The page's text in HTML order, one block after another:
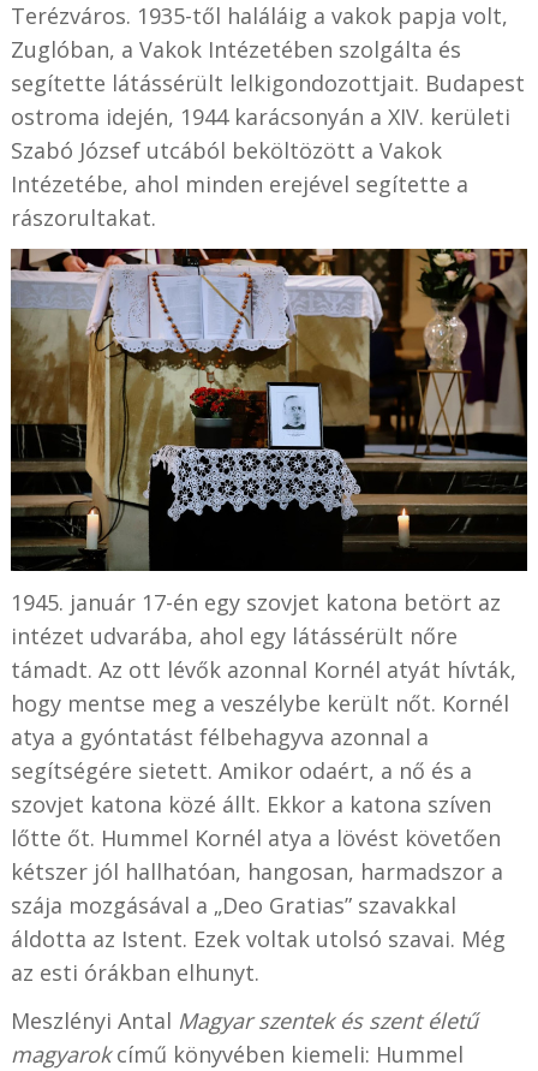
Terézváros. 1935-től haláláig a vakok papja volt,
Zuglóban, a Vakok Intézetében szolgálta és
segítette látássérült lelkigondozottjait. Budapest
ostroma idején, 1944 karácsonyán a XIV. kerületi
Szabó József utcából beköltözött a Vakok
Intézetébe, ahol minden erejével segítette a
rászorultakat.
1945. január 17-én egy szovjet katona betört az
intézet udvarába, ahol egy látássérült nőre
támadt. Az ott lévők azonnal Kornél atyát hívták,
hogy mentse meg a veszélybe került nőt. Kornél
atya a gyóntatást félbehagyva azonnal a
segítségére sietett. Amikor odaért, a nő és a
szovjet katona közé állt. Ekkor a katona szíven
lőtte őt. Hummel Kornél atya a lövést követően
kétszer jól hallhatóan, hangosan, harmadszor a
szája mozgásával a „Deo Gratias” szavakkal
áldotta az Istent. Ezek voltak utolsó szavai. Még
az esti órákban elhunyt.
Meszlényi Antal Magyar szentek és szent életű
magyarokcímű könyvében kiemeli: Hummel